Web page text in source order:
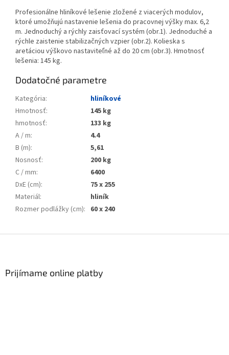
Profesionálne hliníkové lešenie zložené z viacerých modulov,
ktoré umožňujú nastavenie lešenia do pracovnej výšky max. 6,2
m. Jednoduchý a rýchly zaisťovací systém (obr.1). Jednoduché a
rýchle zaistenie stabilizačných vzpier (obr.2). Kolieska s
aretáciou výškovo nastaviteľné až do 20 cm (obr.3). Hmotnosť
lešenia: 145 kg.
Dodatočné parametre
Kategória:
hliníkové
Hmotnosť:
145 kg
hmotnosť:
133 kg
A / m:
4.4
B (m):
5,61
Nosnosť:
200 kg
C / mm:
6400
DxE (cm):
75 x 255
Materiál:
hliník
Rozmer podlážky (cm): 60 x 240
Prijímame online platby